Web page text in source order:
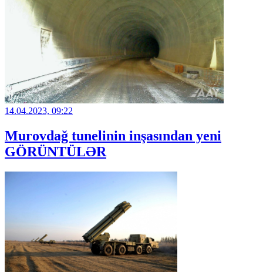
14.04.2023, 09:22
Murovdağ tunelinin inşasından yeni
GÖRÜNTÜLƏR